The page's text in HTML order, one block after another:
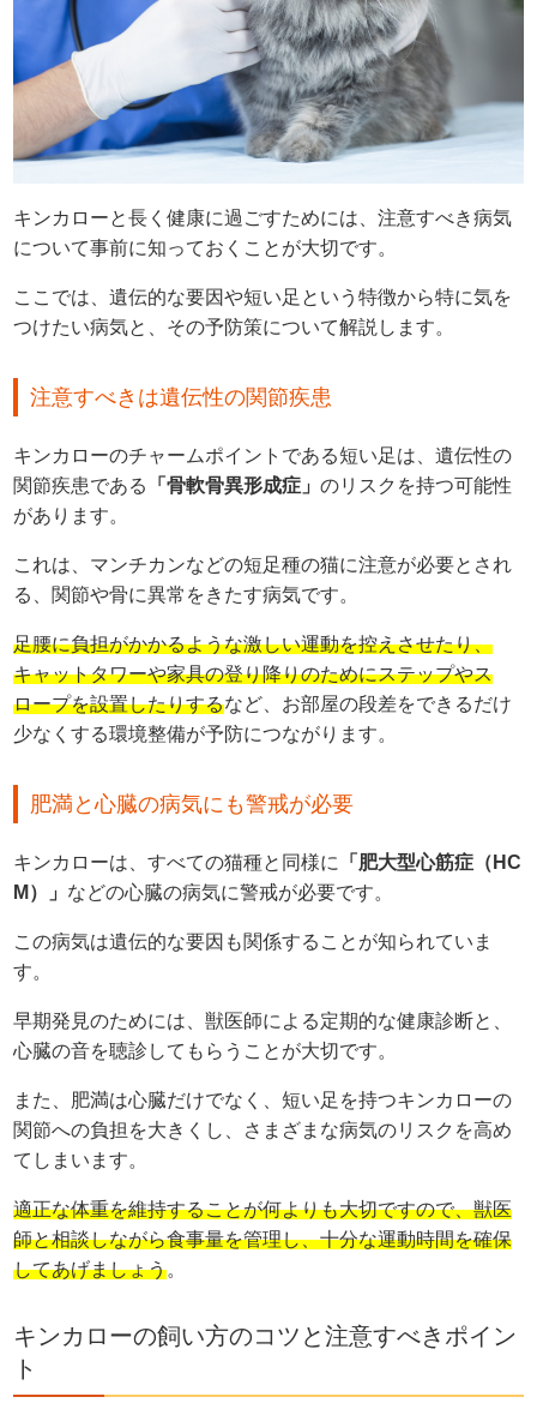
キンカローと長く健康に過ごすためには、注意すべき病気
について事前に知っておくことが大切です。
ここでは、遺伝的な要因や短い足という特徴から特に気を
つけたい病気と、その予防策について解説します。
注意すべきは遺伝性の関節疾患
キンカローのチャームポイントである短い足は、遺伝性の
関節疾患である
「骨軟骨異形成症」のリスクを持つ可能性
があります。
これは、マンチカンなどの短足種の猫に注意が必要とされ
る、関節や骨に異常をきたす病気です。
足腰に負担がかかるような激しい運動を控えさせたり、
キャットタワーや家具の登り降りのためにステップやス
ロープを設置したりするなど、お部屋の段差をできるだけ
少なくする環境整備が予防につながります。
肥満と心臓の病気にも警戒が必要
キンカローは、すべての猫種と同様に
「肥大型心筋症（HC
M）」 などの心臓の病気に警戒が必要です。
この病気は遺伝的な要因も関係することが知られていま
す。
早期発見のためには、獣医師による定期的な健康診断と、
心臓の音を聴診してもらうことが大切です。
また、肥満は心臓だけでなく、短い足を持つキンカローの
関節への負担を大きくし、さまざまな病気のリスクを高め
てしまいます。
適正な体重を維持することが何よりも大切ですので、獣医
師と相談しながら食事量を管理し、十分な運動時間を確保
してあげましょう。
キンカローの飼い方のコツと注意すべきポイン
ト